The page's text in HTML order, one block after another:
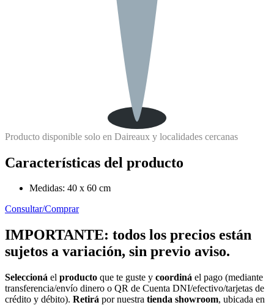
Producto disponible solo en Daireaux y localidades cercanas
Características del producto
Medidas: 40 x 60 cm
Consultar/Comprar
IMPORTANTE: todos los precios están
sujetos a variación, sin previo aviso.
Seleccioná el producto que te guste y coordiná el pago (mediante
transferencia/envío dinero o QR de Cuenta DNI/efectivo/tarjetas de
crédito y débito). Retirá por nuestra tienda showroom, ubicada en